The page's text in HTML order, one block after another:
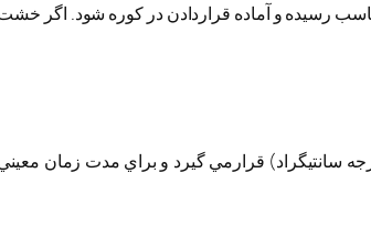
رسيده و آماده قراردادن در كوره شود. اگر
پخت،خشت خشك وارد كوره شده ودر معرض حرارت بسيار بالا (تا 900 درجه